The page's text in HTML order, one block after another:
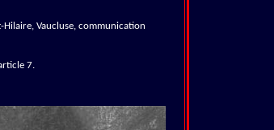
Hilaire, Vaucluse, communication
7.